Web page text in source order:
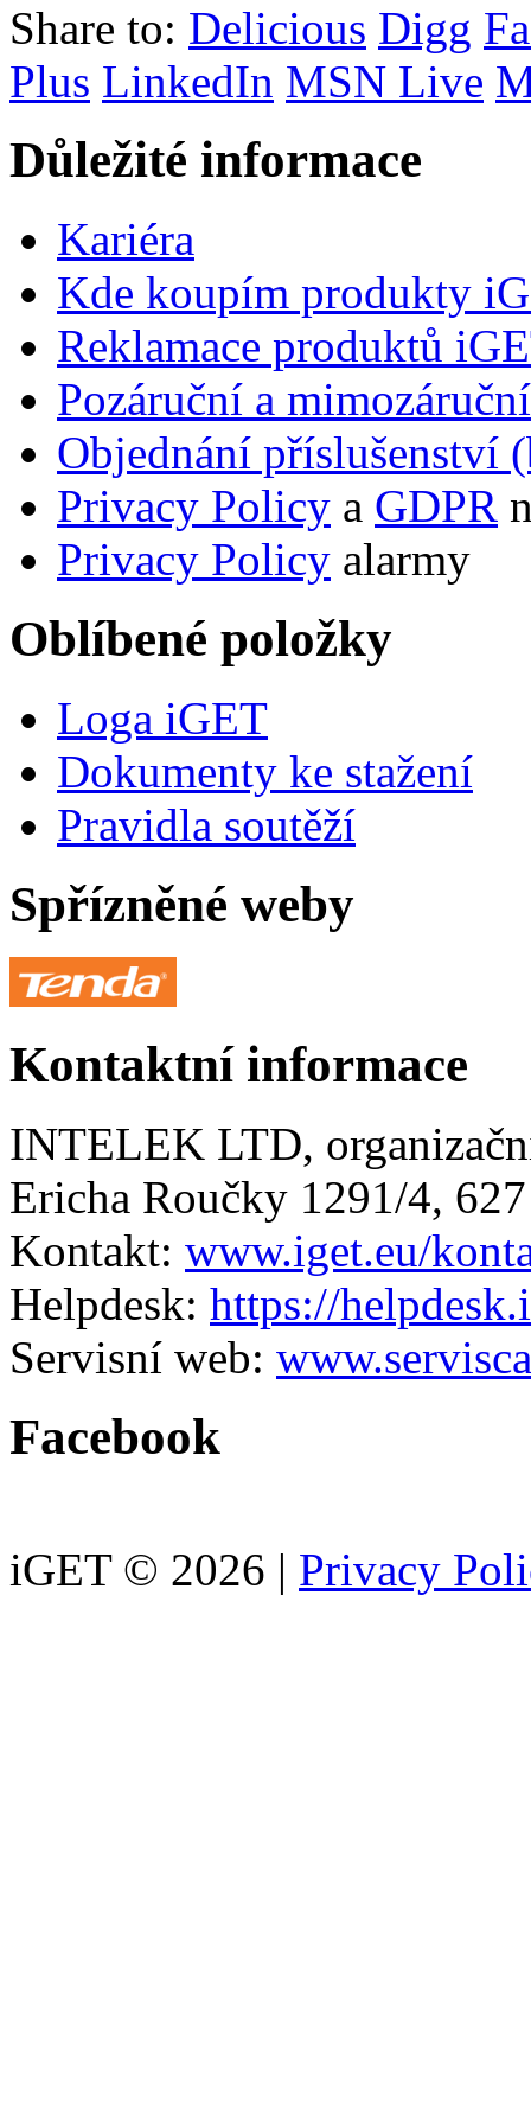
Share to: Delicious Digg
Plus LinkedIn MSN Live
Důležité informace
Kariéra
Kde koupím produkty
Reklamace produktů
Pozáruční a
Objednání příslušenství
Privacy Policy a GDPR
Privacy Policy alarmy
Oblíbené položky
Loga iGET
Dokumenty ke stažení
Pravidla soutěží
Spřízněné weby
Kontaktní informace
INTELEK LTD,
Ericha Roučky 1291/4,
Kontakt: www.iget.eu/
Helpdesk: https://
Servisní web:
Facebook
iGET © 2026 | Privacy